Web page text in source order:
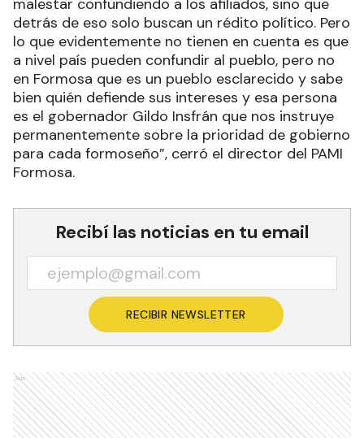
detrás de eso solo buscan un rédito político. Pero
lo que evidentemente no tienen en cuenta es que
a nivel país pueden confundir al pueblo, pero no
en Formosa que es un pueblo esclarecido y sabe
bien quién defiende sus intereses y esa persona
es el gobernador Gildo Insfrán que nos instruye
permanentemente sobre la prioridad de gobierno
para cada formoseño”, cerró el director del PAMI
Formosa.
Recibí las noticias en tu email
RECIBIR NEWSLETTER
Ads